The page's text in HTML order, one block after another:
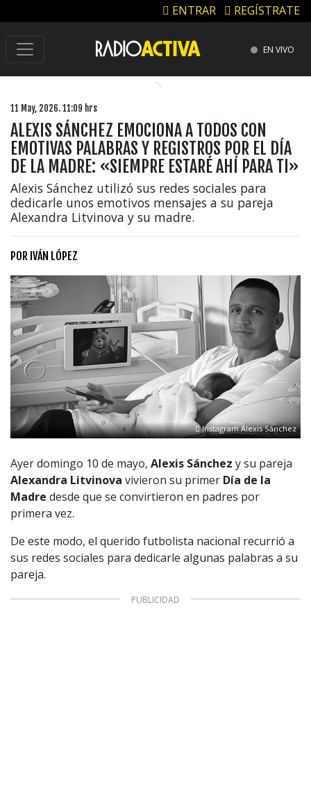
ENTRAR REGÍSTRATE
EN VIVO
11 May, 2026. 11:09 hrs
ALEXIS SÁNCHEZ EMOCIONA A TODOS CON
EMOTIVAS PALABRAS Y REGISTROS POR EL DÍA
DE LA MADRE: «SIEMPRE ESTARÉ AHÍ PARA TI»
Alexis Sánchez utilizó sus redes sociales para
dedicarle unos emotivos mensajes a su pareja
Alexandra Litvinova y su madre.
POR IVÁN LÓPEZ
Instagram Alexis Sánchez
Ayer domingo 10 de mayo, Alexis Sánchez y su pareja
Alexandra Litvinova vivieron su primer Día de la
Madre desde que se convirtieron en padres por
primera vez.
De este modo, el querido futbolista nacional recurrió a
sus redes sociales para dedicarle algunas palabras a su
pareja.